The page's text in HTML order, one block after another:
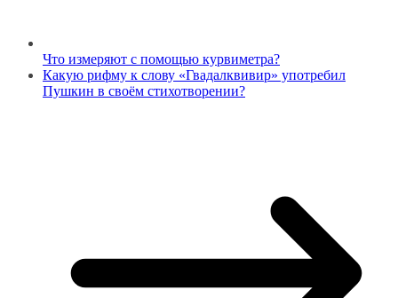
Что измеряют с помощью курвиметра?
Какую рифму к слову «Гвадалквивир» употребил
Пушкин в своём стихотворении?